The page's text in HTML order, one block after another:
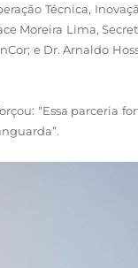
Técnica,
Moreira Lima,
e Dr. Arnaldo
"Essa parceria